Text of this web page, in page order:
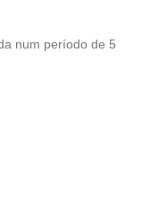
num período de 5